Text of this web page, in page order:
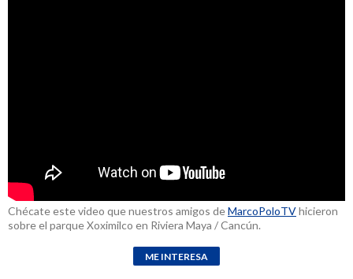
Chécate este video que nuestros amigos deMarcoPoloTVhicieron
sobre el parque Xoximilco en Riviera Maya / Cancún.